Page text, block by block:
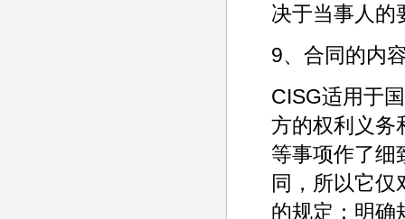
决于当事人的
9、合同的内
CISG适用于
方的权利义务
等事项作了细
同，所以它仅
的规定：明确